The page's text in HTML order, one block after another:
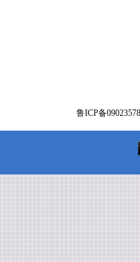
鲁ICP备09023578